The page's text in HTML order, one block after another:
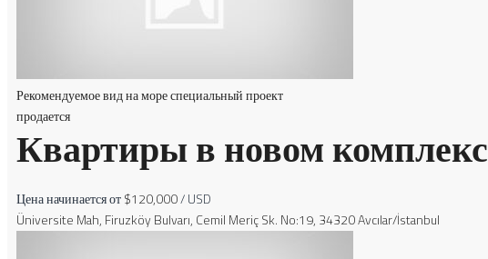
Рекомендуемоевид на мореспециальный проект
продается
Квартиры в новом
Цена начинается от$120,000/ USD
Üniversite Mah, Firuzköy Bulvarı, Cemil Meriç Sk. No:19, 34320 Avcılar/İstanbul